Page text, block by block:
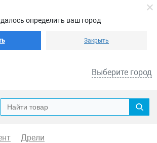
определить ваш город
Закрыть
Выберите город
Дрели